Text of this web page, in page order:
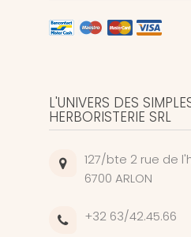
L'UNIVERS DES
HERBORISTERIE SRL
127/bte 2 rue de
6700 ARLON
+32 63/42.45.66